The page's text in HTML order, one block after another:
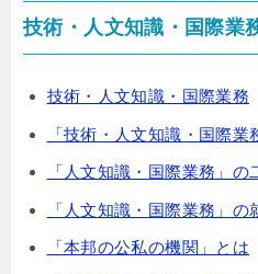
技術・人文知識・国際業
技術・人文知識・国際業務
「技術・人文知識・国際業
「人文知識・国際業務」
「人文知識・国際業務」の
「本邦の公私の機関」とは